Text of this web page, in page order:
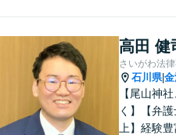
さい（相
円(税込）
高田 健
さいがわ法
石川県|
【尾山神
く】【弁
上】経験